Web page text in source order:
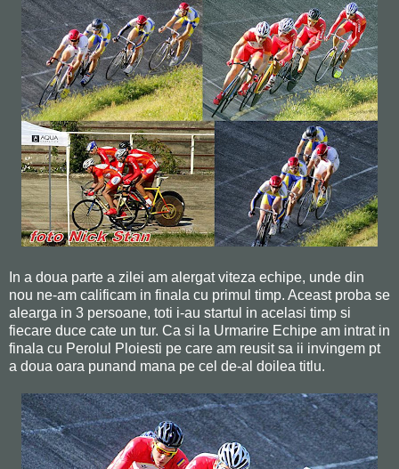
In a doua parte a zilei am alergat viteza echipe, unde din
nou ne-am calificam in finala cu primul timp. Aceast proba se
alearga in 3 persoane, toti i-au startul in acelasi timp si
fiecare duce cate un tur. Ca si la Urmarire Echipe am intrat in
finala cu Perolul Ploiesti pe care am reusit sa ii invingem pt
a doua oara punand mana pe cel de-al doilea titlu.